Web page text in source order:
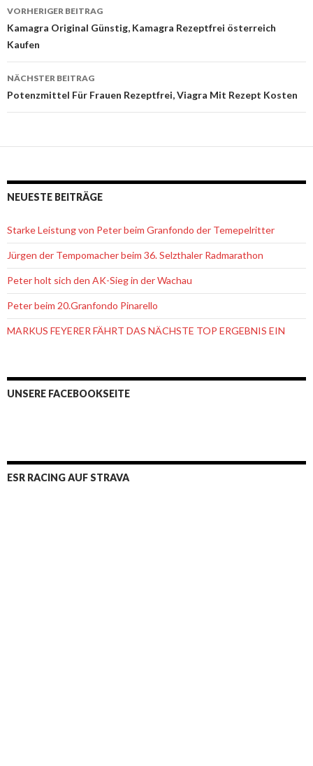
Beitrags-
Navigation
VORHERIGER BEITRAG
Kamagra Original Günstig, Kamagra Rezeptfrei österreich
Kaufen
NÄCHSTER BEITRAG
Potenzmittel Für Frauen Rezeptfrei, Viagra Mit Rezept Kosten
NEUESTE BEITRÄGE
Starke Leistung von Peter beim Granfondo der Temepelritter
Jürgen der Tempomacher beim 36. Selzthaler Radmarathon
Peter holt sich den AK-Sieg in der Wachau
Peter beim 20.Granfondo Pinarello
MARKUS FEYERER FÄHRT DAS NÄCHSTE TOP ERGEBNIS EIN
UNSERE FACEBOOKSEITE
ESR RACING AUF STRAVA